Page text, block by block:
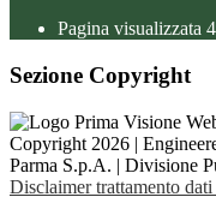
Pagina visualizzata
Sezione Copyright
Copyright 2026 |
Parma S.p.A. | Divisione
Disclaimer trattamento dati